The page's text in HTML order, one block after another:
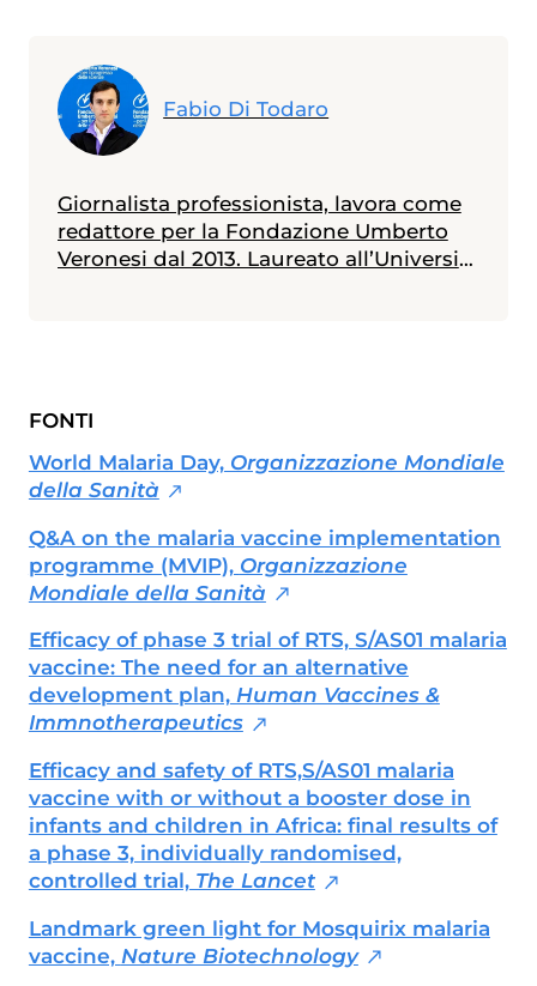
Fabio Di Todaro
Giornalista professionista, lavora come
redattore per la Fondazione Umberto
Veronesi dal 2013. Laureato all’Università
Messe alle spalle alcune esperienze
radiotelevisive, attualmente collabora
anche con diverse testate nazionali ed è
membro dell'Unione Giornalisti Italiani
Scientifici (Ugis).
FONTI
World Malaria Day,Organizzazione Mondiale
della Sanità
Q&A on the malaria vaccine implementation
programme (MVIP), Organizzazione
Mondiale della Sanità
Efficacy of phase 3 trial of RTS, S/AS01 malaria
vaccine: The need for an alternative
development plan,Human Vaccines &
Immnotherapeutics
Efficacy and safety of RTS,S/AS01 malaria
vaccine with or without a booster dose in
infants and children in Africa: final results of
a phase 3, individually randomised,
controlled trial,The Lancet
Landmark green light for Mosquirix malaria
vaccine, Nature Biotechnology